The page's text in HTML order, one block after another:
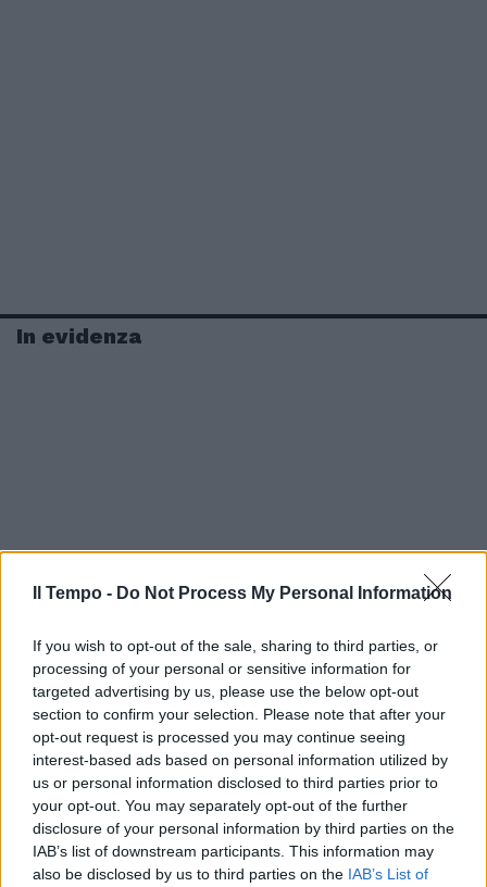
Il Tempo - Do Not Process My Personal Information
If you wish to opt-out of the sale, sharing to third parties, or
processing of your personal or sensitive information for
targeted advertising by us, please use the below opt-out
section to confirm your selection. Please note that after your
opt-out request is processed you may continue seeing
interest-based ads based on personal information utilized by
us or personal information disclosed to third parties prior to
your opt-out. You may separately opt-out of the further
disclosure of your personal information by third parties on the
IAB’s list of downstream participants. This information may
also be disclosed by us to third parties on the IAB’s List of
In evidenza